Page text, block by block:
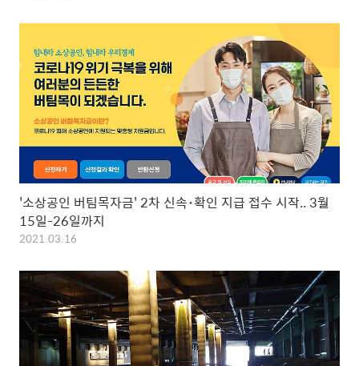
'소상공인 버팀목자금' 2차 신속･확인 지급 접수 시작.. 3월
15일-26일까지
2021.03.16